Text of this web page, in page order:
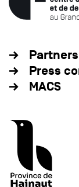
Partners
Press
MACS